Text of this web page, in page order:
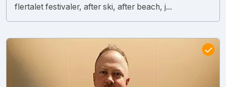
flertalet festivaler, after ski, after beach, j...